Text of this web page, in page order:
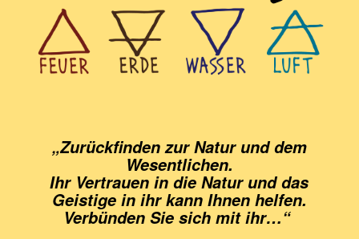
„Zurückfinden zur Natur und dem
Wesentlichen.
Ihr Vertrauen in die Natur und das
Geistige in ihr kann Ihnen helfen.
Verbünden Sie sich mit ihr…“